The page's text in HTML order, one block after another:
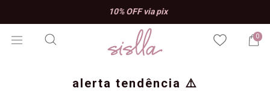
10% OFF via pix
0
alerta tendência ⚠️